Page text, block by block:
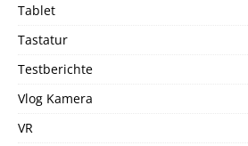
Tablet
Tastatur
Testberichte
Vlog Kamera
VR